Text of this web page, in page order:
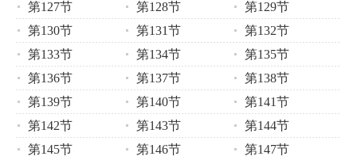
第127节
第128节
第129节
第130节
第131节
第132节
第133节
第134节
第135节
第136节
第137节
第138节
第139节
第140节
第141节
第142节
第143节
第144节
第145节
第146节 第147节